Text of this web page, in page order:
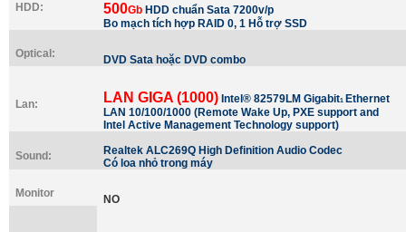
HDD: 500Gb HDD chuẩn Sata 7200v/p
Bo mạch tích hợp RAID 0, 1 Hỗ trợ SSD
Optical: DVD Sata hoặc DVD combo
Lan: LAN GIGA (1000) Intel® 82579LM Gigabit1
Ethernet
LAN 10/100/1000 (RemoteWake Up, PXE support and
Intel Active Management Technology support)
Sound:
Realtek ALC269Q High Definition Audio Codec
Có loa nhỏ trong máy
Monitor NO